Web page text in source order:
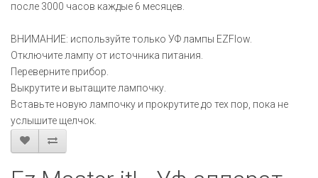
после 3000 часов каждые 6 месяцев.
ВНИМАНИЕ: используйте только УФ лампы EZFlow.
Отключите лампу от источника питания.
Переверните прибор.
Выкрутите и вытащите лампочку.
Вставьте новую лампочку и прокрутите до тех пор, пока не
услышите щелчок.